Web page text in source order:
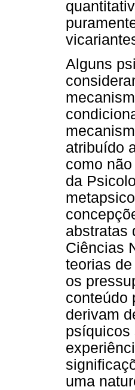
Alguns
atribuído
como
da
abstratas
Ciências
teorias
os
conteúdo
derivam
psíquicos
uma